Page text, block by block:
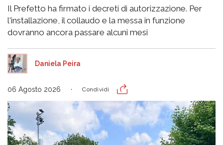
Il Prefetto ha firmato i decreti di autorizzazione. Per
l'installazione, il collaudo e la messa in funzione
dovranno ancora passare alcuni mesi
Daniela Peira
06 Agosto 2026 Condividi